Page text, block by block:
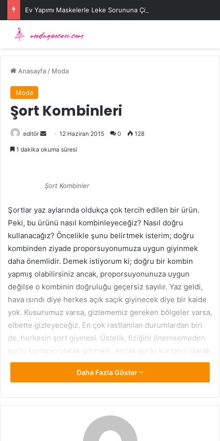
Ev Yapımı Maskelerle Leke Sorununa Çözüm Önerileri
Anasayfa / Moda
Moda
Şort Kombinleri
editör
Bir
12 Haziran 2015 0 128
1 dakika okuma süresi
Şort Kombinler
Şortlar yaz aylarında oldukça çok tercih edilen bir ürün.
Peki, bu ürünü nasıl kombinleyeceğiz? Nasıl doğru
kullanacağız? Öncelikle şunu belirtmek isterim; doğru
kombinden ziyade proporsuyonumuza uygun giyinmek
daha önemlidir. Demek istiyorum ki; doğru bir kombin
yapmış olabilirsiniz ancak, proporsuyonunuza uygun
değilse o kombinin doğruluğu geçersiz sayılır. Yaz geldi,
hava ısındı diye herkes açık saçık giyinecek diye bir kaide
yok. Kusurumuz varsa, gizlememiz gereken bölgeler varsa,
elbette gizleyeceğiz. En çok rastlanılan durumlardan biri
de, herkesin şort giymesi. Üstelik, fiziğini önemsemeden
şortu kurtarıcı olarak görmesi. Ancak şortu kurtarıcı olarak
görmek saçmalıktan öteye geçemez. Herkes
proporsuyonuna uygun giyinerek, olduğundan daha iyi bir
Şortları beğeniyoruz ve özellikle yaz aylarında çok tercih
ediyoruz. Ancak, şort kullanılabilecek bir fiziğe sahip
Daha Fazla Göster